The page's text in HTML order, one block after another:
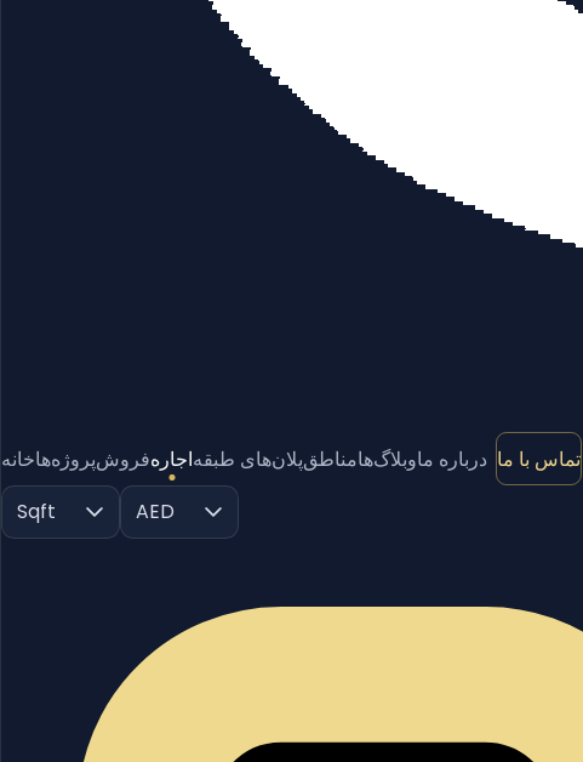
خانهپروژه‌هافروشاجارهپلان‌های طبقهمناطقوبلاگ‌هادرباره ما تماس با ما
Sqft
AED